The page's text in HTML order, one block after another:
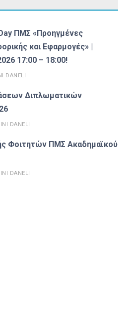
ΠΜΣ «Προηγμένες
και Εφαρμογές» |
17:00 – 18:00!
DANELI
Διπλωματικών
DANELI
Φοιτητών ΠΜΣ Ακαδημαϊκού
DANELI